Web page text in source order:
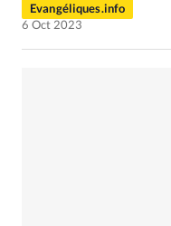
Evangéliques.info
6 Oct 2023